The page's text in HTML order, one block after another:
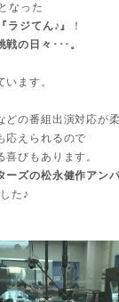
なった
『ラジてん♪』
！
の日々･･･。
ます。
どの番組出演対応が柔
応えられるので
びもあります。
ーズの松永健作アン
た♪